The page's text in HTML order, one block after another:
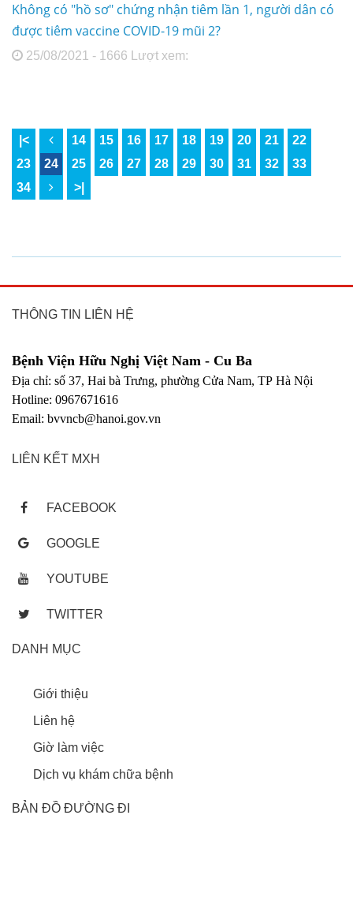
Không có "hồ sơ" chứng nhận tiêm lần 1, người dân có
được tiêm vaccine COVID-19 mũi 2?
25/08/2021 - 1666 Lượt xem:
|< 14 15 16 17 18 19 20 21
22
23
24 25 26 27 28 29 30 31 32
33
34
>|
THÔNG TIN LIÊN HỆ
Bệnh Viện Hữu Nghị Việt Nam - Cu Ba
Địa chỉ: số 37, Hai bà Trưng, phường Cửa Nam, TP Hà Nội
Hotline: 0967671616
Email: bvvncb@hanoi.gov.vn
LIÊN KẾT MXH
FACEBOOK
GOOGLE
YOUTUBE
TWITTER
DANH MỤC
Giới thiệu
Liên hệ
Giờ làm việc
Dịch vụ khám chữa bệnh
BẢN ĐỒ ĐƯỜNG ĐI